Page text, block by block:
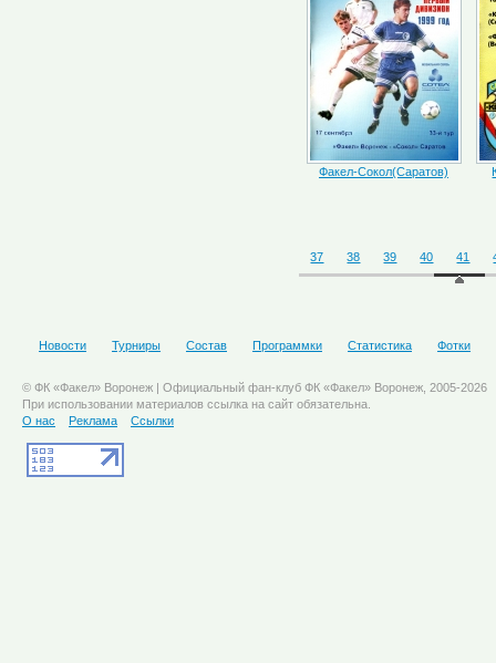
Факел-Сокол(Саратов)
37 38 39 40 41
Новости Турниры Состав Программки Статистика Фотки
© ФК «Факел» Воронеж | Официальный фан-клуб ФК «Факел» Воронеж, 2005-2026
При использовании материалов ссылка на сайт обязательна.
О нас
Реклама Ссылки